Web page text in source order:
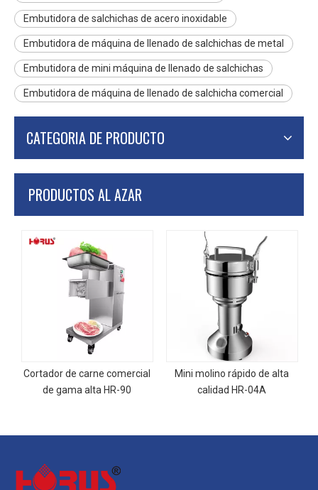
Embutidora de salchichas de acero inoxidable
Embutidora de máquina de llenado de salchichas de metal
Embutidora de mini máquina de llenado de salchichas
Embutidora de máquina de llenado de salchicha comercial
CATEGORIA DE PRODUCTO
PRODUCTOS AL AZAR
Cortador de carne comercial
de gama alta HR-90
Mini molino rápido de alta
calidad HR-04A